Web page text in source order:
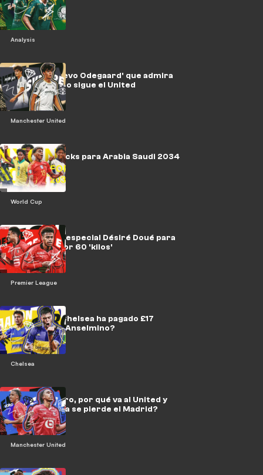
Analysis
Manchester United
Nypan, 'el nuevo Odegaard' que admira
al Madrid pero sigue el United
World Cup
NXGN: 20 cracks para Arabia Saudi 2034
Premier League
Qué tiene de especial Désiré Doué para
irse al PSG por 60 'kilos'
Chelsea
¿Por qué el Chelsea ha pagado £17
millones por Anselmino?
Manchester United
¿Quién es Yoro, por qué va al United y
qué futbolista se pierde el Madrid?